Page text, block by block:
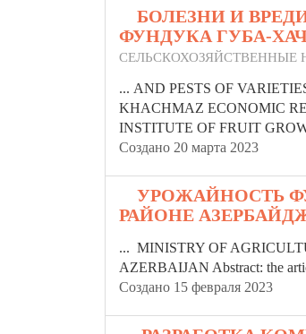
БОЛЕЗНИ И
ФУНДУКА ГУБА-
СЕЛЬСКОХОЗЯЙСТВЕННЫЕ
... AND PESTS OF
KHACHMAZ ECONOMIC
INSTITUTE OF FRUIT
Создано 20 марта 2023
УРОЖАЙНОСТЬ
РАЙОНЕ
... MINISTRY OF
AZERBAIJAN Abstract: the
Создано 15 февраля 2023